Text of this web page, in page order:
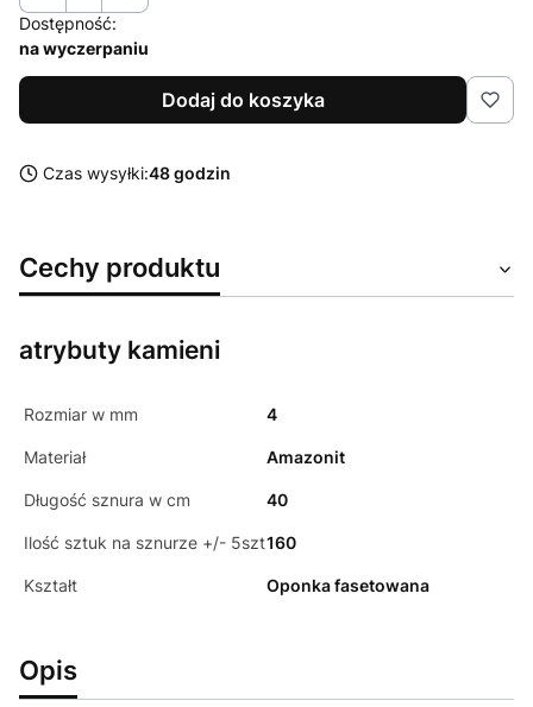
Dostępność:
na wyczerpaniu
Dodaj do koszyka
Czas wysyłki:48 godzin
Cechy produktu
atrybuty kamieni
Rozmiar w mm 4
Materiał Amazonit
Długość sznura w cm 40
Ilość sztuk na sznurze +/- 5szt160
Kształt Oponka fasetowana
Opis